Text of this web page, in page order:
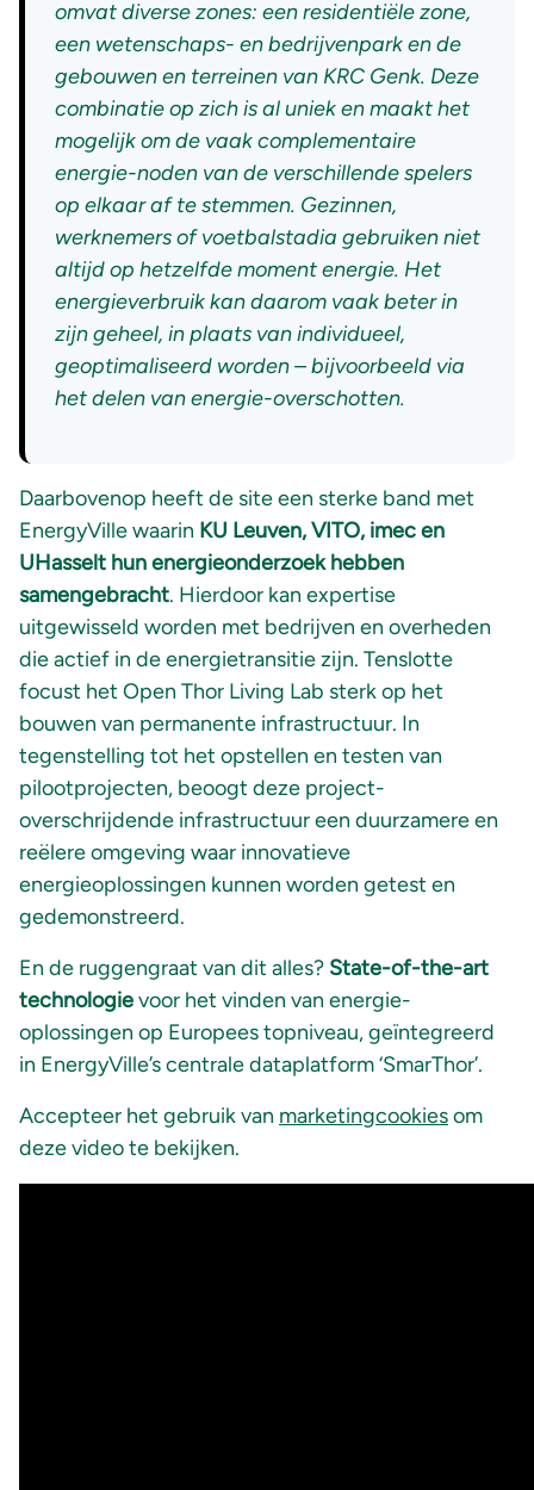
omvat diverse zones: een residentiële zone,
een wetenschaps- en bedrijvenpark en de
gebouwen en terreinen van KRC Genk. Deze
combinatie op zich is al uniek en maakt het
mogelijk om de vaak complementaire
energie-noden van de verschillende spelers
op elkaar af te stemmen. Gezinnen,
werknemers of voetbalstadia gebruiken niet
altijd op hetzelfde moment energie. Het
energieverbruik kan daarom vaak beter in
zijn geheel, in plaats van individueel,
geoptimaliseerd worden – bijvoorbeeld via
het delen van energie-overschotten.
Daarbovenop heeft de site een sterke band met
EnergyVille waarin KU Leuven, VITO, imec en
UHasselt hun energieonderzoek hebben
samengebracht. Hierdoor kan expertise
uitgewisseld worden met bedrijven en overheden
die actief in de energietransitie zijn. Tenslotte
focust het Open Thor Living Lab sterk op het
bouwen van permanente infrastructuur. In
tegenstelling tot het opstellen en testen van
pilootprojecten, beoogt deze project-
overschrijdende infrastructuur een duurzamere en
reëlere omgeving waar innovatieve
energieoplossingen kunnen worden getest en
gedemonstreerd.
En de ruggengraat van dit alles? State-of-the-art
technologievoor het vinden van energie-
oplossingen op Europees topniveau, geïntegreerd
in EnergyVille’s centrale dataplatform ‘SmarThor’.
Accepteer het gebruik van marketingcookiesom
deze video te bekijken.